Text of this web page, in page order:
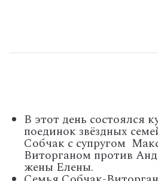
В этот день состоялся
поединок звёздных
Собчак с супругом
Виторганом против
жены Елены.